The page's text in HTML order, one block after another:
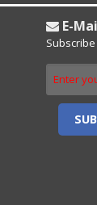
E-